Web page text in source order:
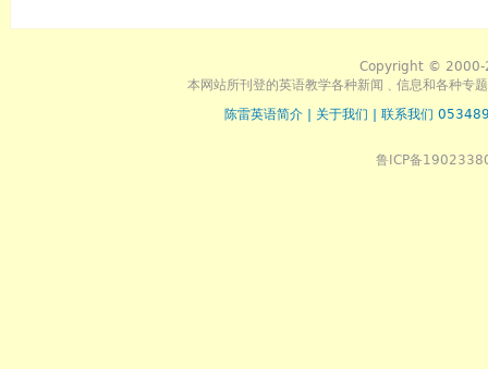
Copyright © 2000-
本网站所刊登的英语教学各种新闻﹑信息和各种专
陈雷英语简介
关于我们 联系我们
鲁ICP备